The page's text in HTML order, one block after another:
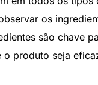
os
são chave
o produto seja